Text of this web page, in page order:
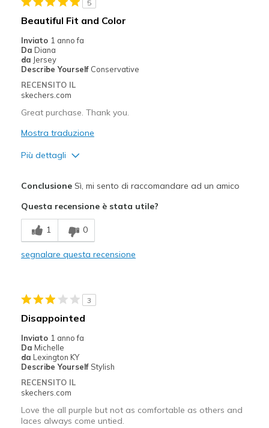
Sizing
Feels true to size
View On Shoes
Shoes are for Wearing
5
Beautiful Fit and Color
Inviato 1 anno fa
Da Diana
da Jersey
Describe Yourself Conservative
RECENSITO IL
skechers.com
Great purchase. Thank you.
Mostra traduzione
Più dettagli
Stylish
Difetti
Need Break In
Going Out
Sizing
View On Shoes
I'm Into Shoes
ConclusioneSì, mi sento di raccomandare ad un amico
Questa recensione è stata utile?
1 0
segnalare questa recensione
3
Disappointed
Inviato 1 anno fa
Da Michelle
da Lexington KY
Describe Yourself Stylish
RECENSITO IL
skechers.com
Love the all purple but not as comfortable as others and
laces always come untied.